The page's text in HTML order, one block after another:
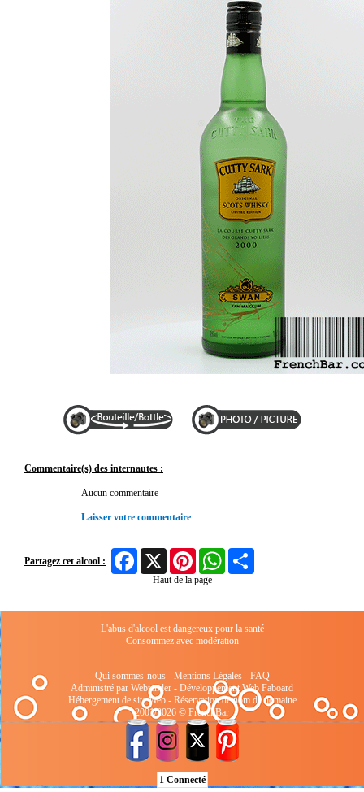
Commentaire(s) des internautes :
Aucun commentaire
Laisser votre commentaire
Partagez cet alcool :
FacebookX Pinterest WhatsApp
Haut de la page
L'abus d'alcool est dangereux pour la santé
Consommez avec modération
Qui sommes-nous- Mentions Légales- FAQ
Administré par Webtender - Développement Web Faboard
Hébergement de site Web- Réservation de nom de domaine
2001/2026 © FrenchBar
1 Connecté